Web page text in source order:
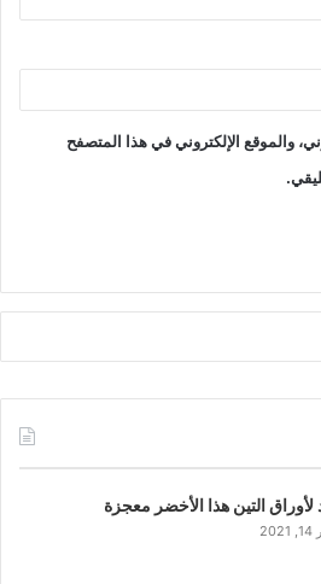
والموقع الإلكتروني في هذا المتصفح